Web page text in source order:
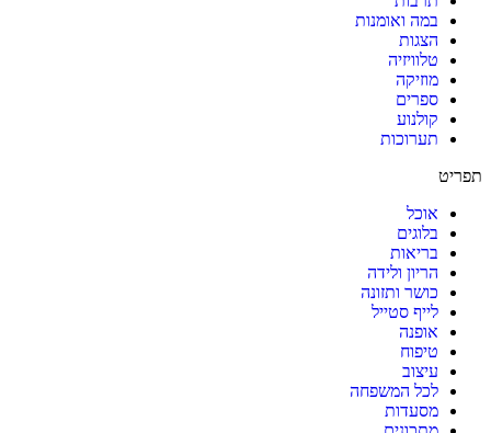
במה ואומנות
הצגות
טלוויזיה
מוזיקה
ספרים
קולנוע
תערוכות
תפריט
אוכל
בלוגים
בריאות
הריון ולידה
כושר ותזונה
לייף סטייל
אופנה
טיפוח
עיצוב
לכל המשפחה
מסעדות